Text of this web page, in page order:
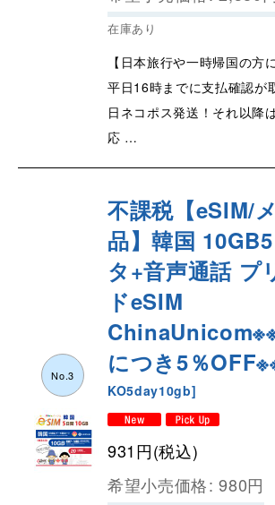
在庫あり
【日本旅行や一時帰国の方
平日16時までに支払確認が
日ネコポス発送！それ以降
応 …
No.3
不課税【eSIM/
品】韓国
タ+音声通話 プ
ドeSIM
につき5％
KO5day10gb]
931円(税込)
希望小売価格: 980円